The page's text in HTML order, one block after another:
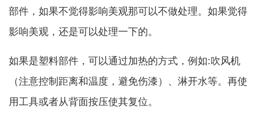
部件，如果不觉得影响美观那可以不做处理。如果觉得
影响美观，还是可以处理一下的。
如果是塑料部件，可以通过加热的方式，例如:吹风机
（注意控制距离和温度，避免伤漆）、淋开水等。再使
用工具或者从背面按压使其复位。